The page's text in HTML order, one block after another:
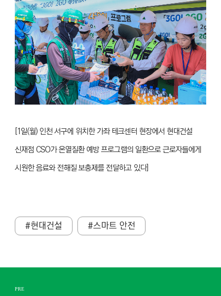
[1일(월) 인천 서구에 위치한 가좌 테크센터 현장에서 현대건설
신재점 CSO가 온열질환 예방 프로그램의 일환으로 근로자들에게
시원한 음료와 전해질 보충제를 전달하고 있다]
#현대건설 #스마트 안전
PRE